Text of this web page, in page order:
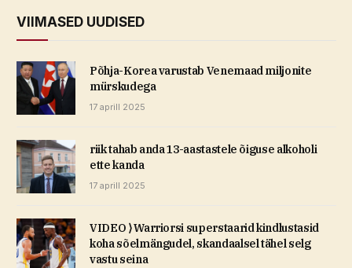
VIIMASED UUDISED
Põhja-Korea varustab Venemaad miljonite
mürskudega
17 aprill 2025
riik tahab anda 13-aastastele õiguse alkoholi
ette kanda
17 aprill 2025
VIDEO ⟩ Warriorsi superstaarid kindlustasid
koha sõelmängudel, skandaalsel tähel selg
vastu seina